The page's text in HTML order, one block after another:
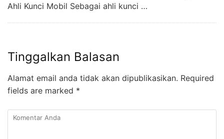
Ahli Kunci Mobil Sebagai ahli kunci …
Tinggalkan Balasan
Alamat email anda tidak akan dipublikasikan. Required
fields are marked *